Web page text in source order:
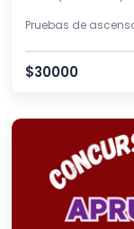
Pruebas de
$30000